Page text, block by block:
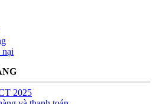
nại
2025